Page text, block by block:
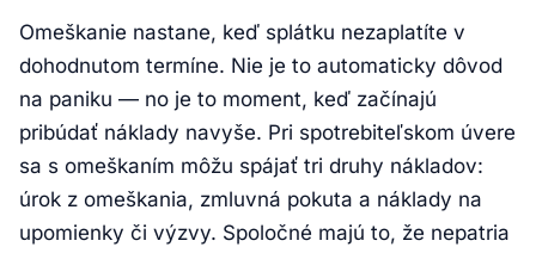
Omeškanie nastane, keď splátku nezaplatíte v
dohodnutom termíne. Nie je to automaticky dôvod
na paniku — no je to moment, keď začínajú
pribúdať náklady navyše. Pri spotrebiteľskom úvere
sa s omeškaním môžu spájať tri druhy nákladov:
úrok z omeškania, zmluvná pokuta a náklady na
upomienky či výzvy. Spoločné majú to, že nepatria